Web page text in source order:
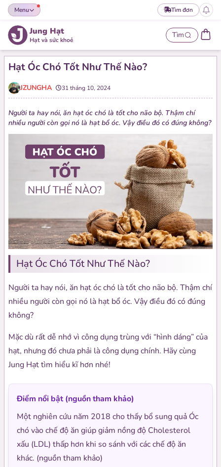
Menu Tìm đơn
Jung Hạt
Hạt và sức khoẻ
Tìm
Hạt Óc Chó Tốt Như Thế Nào?
JZUNGHA 31 tháng 10, 2024
Người ta hay nói, ăn hạt óc chó là tốt cho não bộ. Thậm chí
nhiều người còn gọi nó là hạt bổ óc. Vậy điều đó có đúng không?
Hạt Óc Chó Tốt Như Thế Nào?
Người ta hay nói, ăn hạt óc chó là tốt cho não bộ. Thậm chí
nhiều người còn gọi nó là hạt bổ óc. Vậy điều đó có đúng
không?
Mặc dù rất dễ nhớ vì công dụng trùng với “hình dáng” của
hạt, nhưng đó chưa phải là công dụng chính. Hãy cùng
Jung Hạt tìm hiểu kĩ hơn nhé!
Điểm nổi bật (nguồn tham khảo)
Một nghiên cứu năm 2018 cho thấy bổ sung quả Óc
chó vào chế độ ăn giúp giảm nồng độ Cholesterol
xấu (LDL) thấp hơn khi so sánh với các chế độ ăn
khác. (nguồn tham khảo)